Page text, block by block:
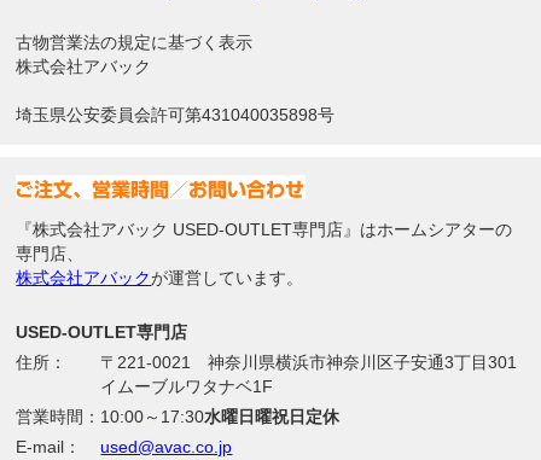
古物営業法の規定に基づく表示
株式会社アバック
埼玉県公安委員会許可第431040035898号
『株式会社アバック USED-OUTLET専門店』はホームシアターの
専門店、
株式会社アバックが運営しています。
USED-OUTLET専門店
住所：
〒221-0021 神奈川県横浜市神奈川区子安通3丁目301
イムーブルワタナベ1F
営業時間： 10:00～17:30水曜日曜祝日定休
E-mail：
used@avac.co.jp